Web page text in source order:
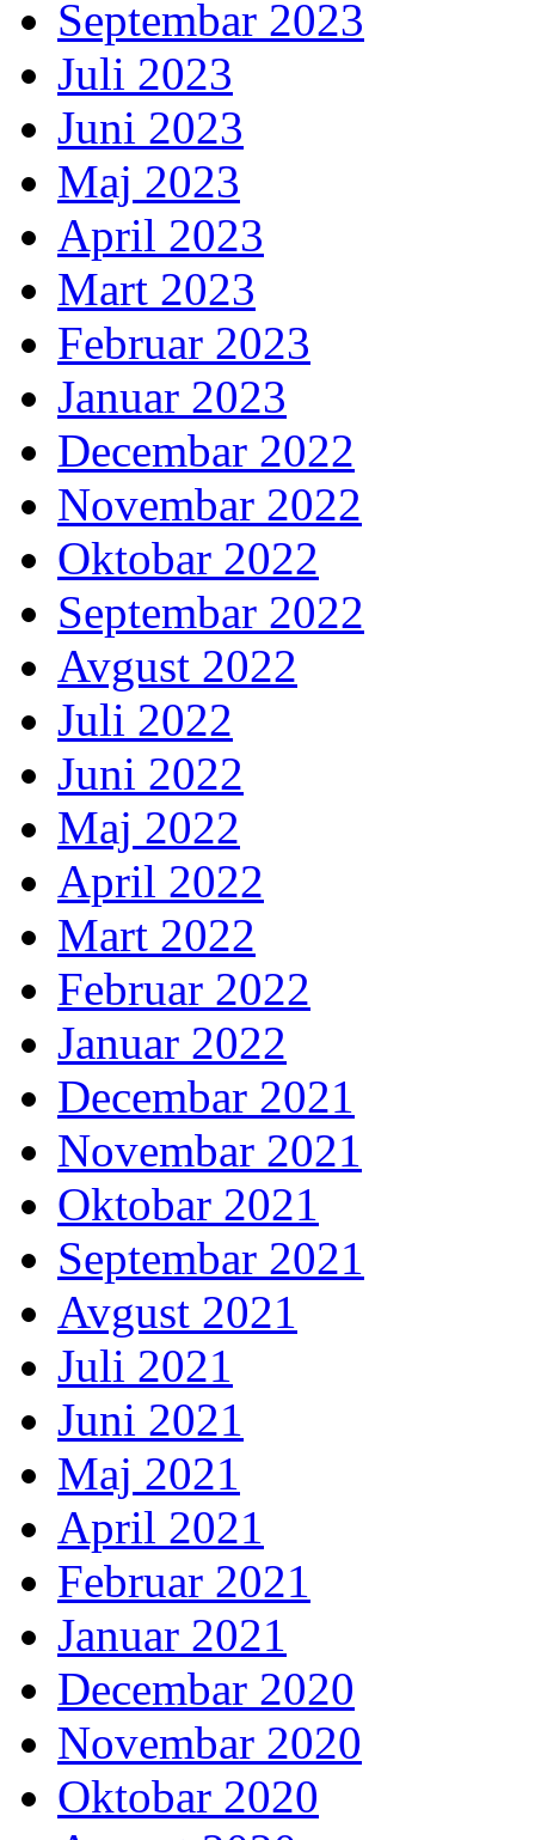
Septembar 2023
Juli 2023
Juni 2023
Maj 2023
April 2023
Mart 2023
Februar 2023
Januar 2023
Decembar 2022
Novembar 2022
Oktobar 2022
Septembar 2022
Avgust 2022
Juli 2022
Juni 2022
Maj 2022
April 2022
Mart 2022
Februar 2022
Januar 2022
Decembar 2021
Novembar 2021
Oktobar 2021
Septembar 2021
Avgust 2021
Juli 2021
Juni 2021
Maj 2021
April 2021
Februar 2021
Januar 2021
Decembar 2020
Novembar 2020
Oktobar 2020